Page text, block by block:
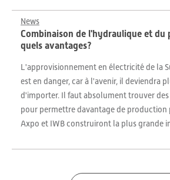
News
Combinaison de l'hydraulique et
quels avantages?
L'approvisionnement en électricité de la
est en danger, car à l'avenir, il deviendra
d'importer. Il faut absolument trouver
pour permettre davantage de production
Axpo et IWB construiront la plus grande